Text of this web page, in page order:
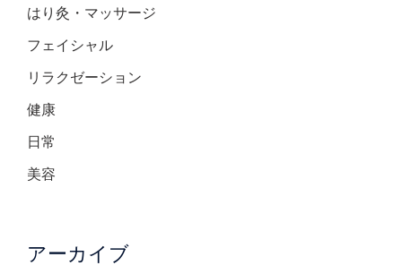
はり灸・マッサージ
フェイシャル
リラクゼーション
健康
日常
美容
アーカイブ